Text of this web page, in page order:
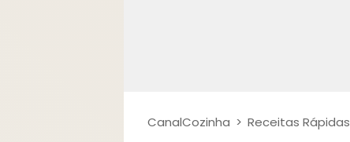
CanalCozinha > Receitas Rápidas